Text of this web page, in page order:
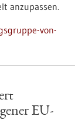
anzupassen.
von-
EU-